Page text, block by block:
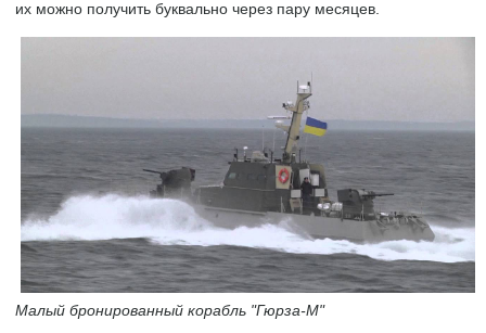
их можно получить буквально через пару месяцев.
Малый бронированный корабль "Гюрза-М"